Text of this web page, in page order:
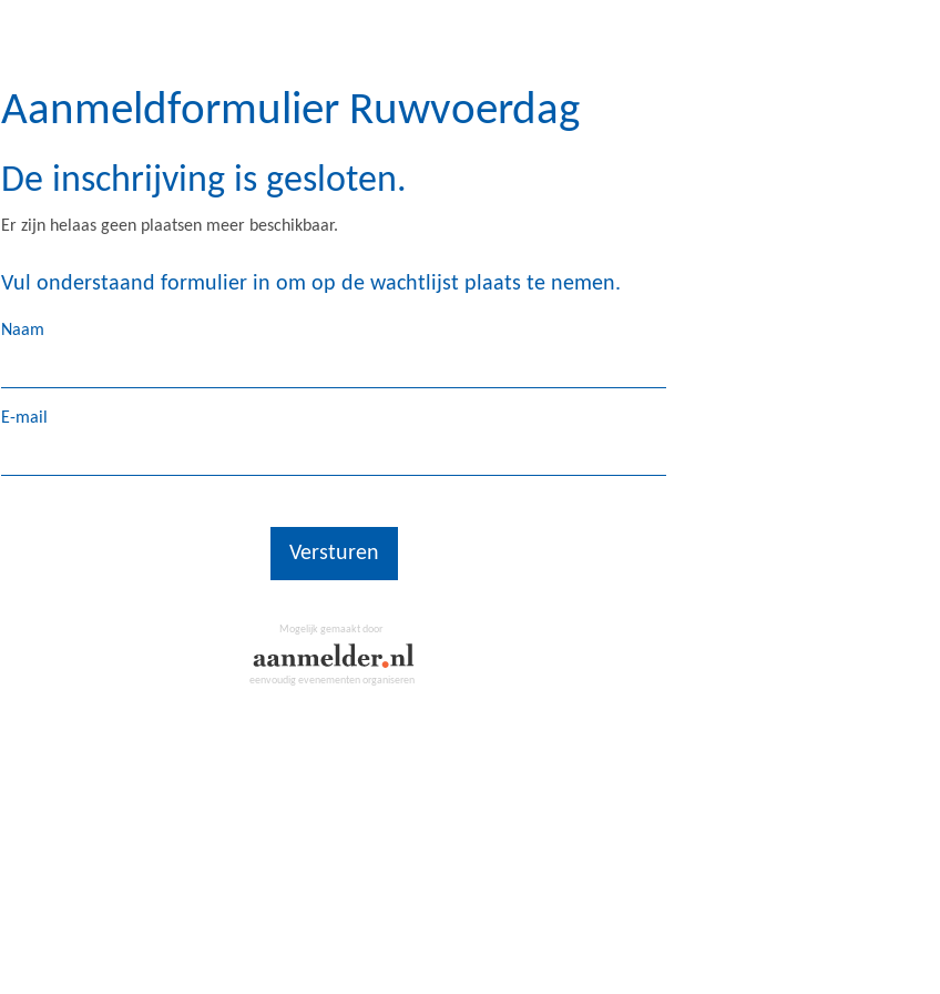
Aanmeldformulier Ruwvoerdag
De inschrijving is gesloten.
Er zijn helaas geen plaatsen meer beschikbaar.
Vul onderstaand formulier in om op de wachtlijst plaats te nemen.
Naam
E-mail
Versturen
Mogelijk gemaakt door
eenvoudig evenementen organiseren